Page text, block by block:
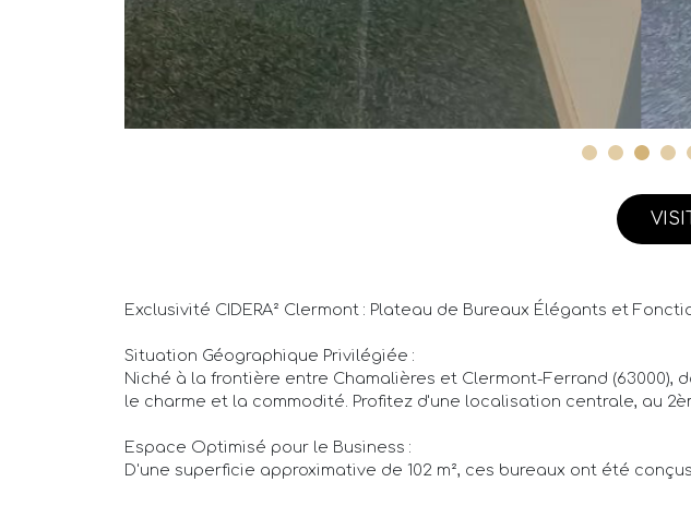
Exclusivité CIDERA² Clermont : Plateau de Bureaux Élégants et
Situation Géographique Privilégiée :
Niché à la frontière entre Chamalières et Clermont-Ferrand
le charme et la commodité. Profitez d'une localisation centrale, au
Espace Optimisé pour le Business :
D'une superficie approximative de 102 m², ces bureaux ont été